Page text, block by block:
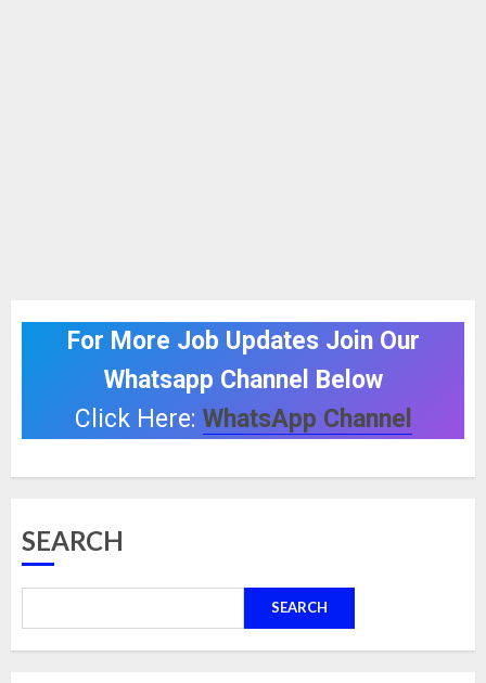
For More Job Updates Join Our
Whatsapp Channel Below
Click Here: WhatsApp Channel
SEARCH
SEARCH